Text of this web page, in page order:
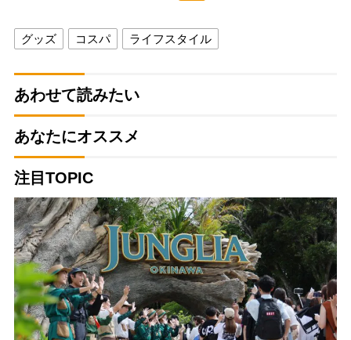
グッズ コスパ ライフスタイル
あわせて読みたい
あなたにオススメ
注目TOPIC